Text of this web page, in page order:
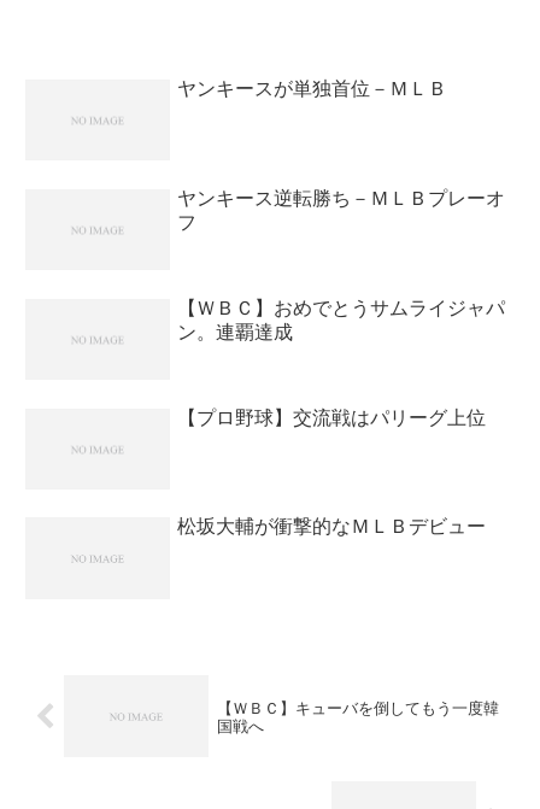
ヤンキースが単独首位－ＭＬＢ
ヤンキース逆転勝ち－ＭＬＢプレーオ
フ
【ＷＢＣ】おめでとうサムライジャパ
ン。連覇達成
【プロ野球】交流戦はパリーグ上位
松坂大輔が衝撃的なＭＬＢデビュー
【ＷＢＣ】キューバを倒してもう一度韓
国戦へ